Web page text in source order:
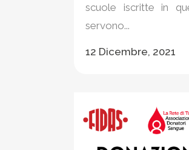
scuole iscritte in
servono...
12 Dicembre, 2021